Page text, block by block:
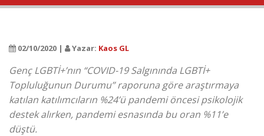
02/10/2020 | Yazar: Kaos GL
Genç LGBTİ+’nın “COVID-19 Salgınında LGBTİ+
Topluluğunun Durumu” raporuna göre araştırmaya
katılan katılımcıların %24’ü pandemi öncesi psikolojik
destek alırken, pandemi esnasında bu oran %11’e
düştü.